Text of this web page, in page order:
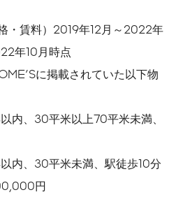
・賃料）2019年12月～2022年
年10月時点
に掲載されていた以下物
内、30平米以上70平米未満、
内、30平米未満、駅徒歩10分
円